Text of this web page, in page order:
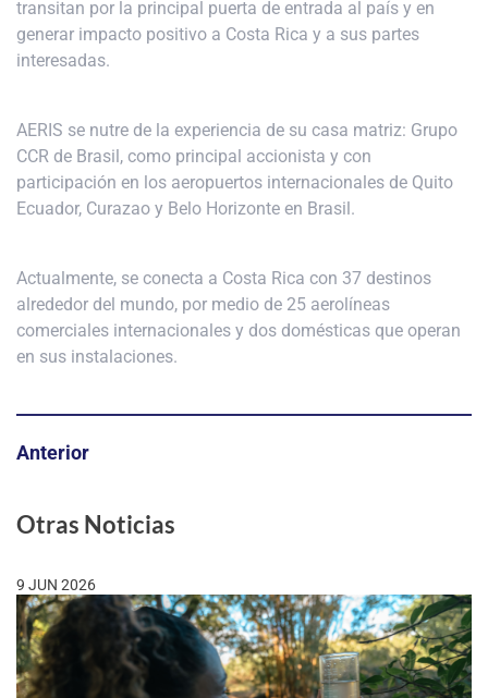
transitan por la principal puerta de entrada al país y en
generar impacto positivo a Costa Rica y a sus partes
interesadas.
AERIS se nutre de la experiencia de su casa matriz: Grupo
CCR de Brasil, como principal accionista y con
participación en los aeropuertos internacionales de Quito
Ecuador, Curazao y Belo Horizonte en Brasil.
Actualmente, se conecta a Costa Rica con 37 destinos
alrededor del mundo, por medio de 25 aerolíneas
comerciales internacionales y dos domésticas que operan
en sus instalaciones.
Anterior
Otras Noticias
9 JUN 2026